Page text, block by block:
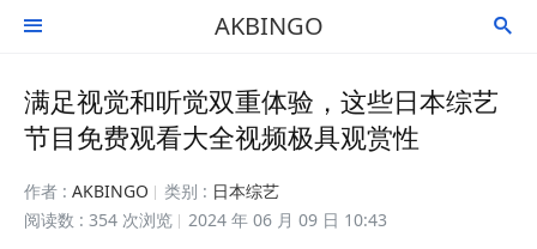
 AKBINGO 
满足视觉和听觉双重体验，这些日本综艺
节目免费观看大全视频极具观赏性
作者 : AKBINGO 类别 : 日本综艺
阅读数 : 354 次浏览
2024 年 06 月 09 日 10:43